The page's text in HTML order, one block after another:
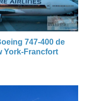
747-400 de
York-Francfort